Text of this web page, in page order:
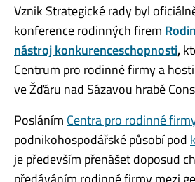
Vznik Strategické rady byl
konference rodinných firem
nástroj konkurenceschopnosti,
Centrum pro rodinné firmy a
ve Žďáru nad Sázavou hrabě
Posláním Centra pro rodinné
podnikohospodářské působí pod
je především přenášet doposud